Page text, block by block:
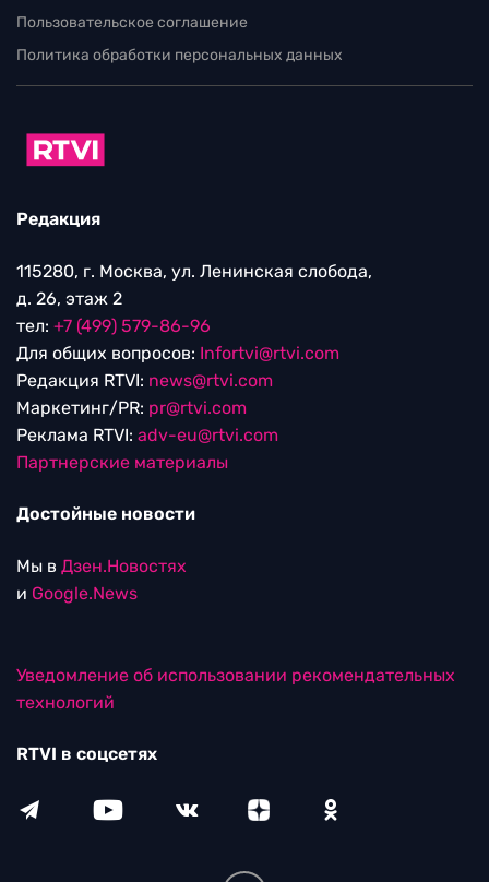
Пользовательское соглашение
Политика обработки персональных данных
Редакция
115280, г. Москва, ул. Ленинская слобода,
д. 26, этаж 2
тел: +7 (499) 579-86-96
Для общих вопросов: Infortvi@rtvi.com
Редакция RTVI: news@rtvi.com
Маркетинг/PR: pr@rtvi.com
Реклама RTVI: adv-eu@rtvi.com
Партнерские материалы
Достойные новости
Мы в Дзен.Новостях
и Google.News
Уведомление об использовании рекомендательных
технологий
RTVI в соцсетях